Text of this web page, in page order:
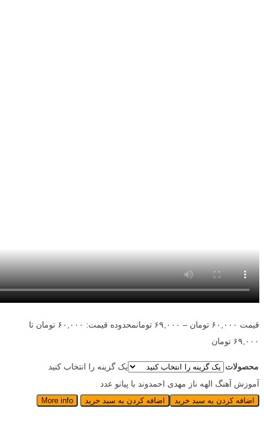
قیمت ۶۰,۰۰۰ تومان – ۶۹,۰۰۰ تومان
محدوده قیمت: ۶۰,۰۰۰ تومان تا
۶۹,۰۰۰ تومان
محصولات
یک گزینه را انتخاب کنید
آموزش آهنگ الهه ناز مهدی احمدوند با پیانو عدد
اضافه کردن به سبد خرید اضافه کردن به سبد خرید More info